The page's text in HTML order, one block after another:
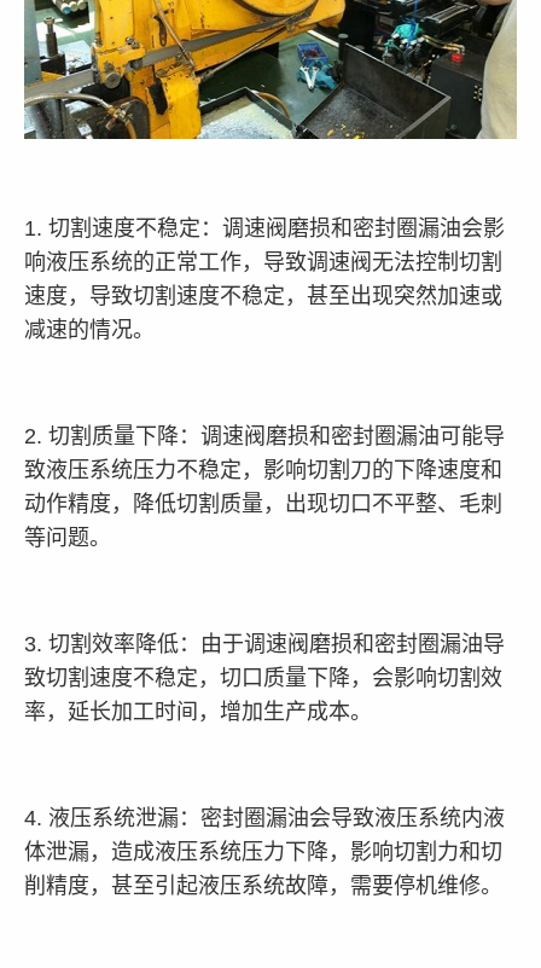
1. 切割速度不稳定：调速阀磨损和密封圈漏油会影
响液压系统的正常工作，导致调速阀无法控制切割
速度，导致切割速度不稳定，甚至出现突然加速或
减速的情况。
2. 切割质量下降：调速阀磨损和密封圈漏油可能导
致液压系统压力不稳定，影响切割刀的下降速度和
动作精度，降低切割质量，出现切口不平整、毛刺
等问题。
3. 切割效率降低：由于调速阀磨损和密封圈漏油导
致切割速度不稳定，切口质量下降，会影响切割效
率，延长加工时间，增加生产成本。
4. 液压系统泄漏：密封圈漏油会导致液压系统内液
体泄漏，造成液压系统压力下降，影响切割力和切
削精度，甚至引起液压系统故障，需要停机维修。